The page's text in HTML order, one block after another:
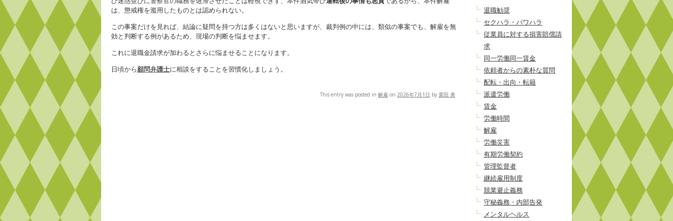
は、懲戒権を濫用したものとは認められない。
この事案だけを見れば、結論に疑問を持つ方は多くはないと思いますが、裁判例の中には、類似の事案でも、解雇を無
効と判断する例があるため、現場の判断を悩ませます。
これに退職金請求が加わるとさらに悩ませることになります。
日頃から顧問弁護士に相談をすることを習慣化しましょう。
This entry was posted in 解雇 on 2026年7月1日 by 栗田 勇.
退職勧奨
セクハラ・パワハラ
従業員に対する損害賠償請
求
同一労働同一賃金
依頼者からの素朴な質問
配転・出向・転籍
派遣労働
賃金
労働時間
解雇
労働災害
有期労働契約
管理監督者
継続雇用制度
競業避止義務
守秘義務・内部告発
メンタルヘルス